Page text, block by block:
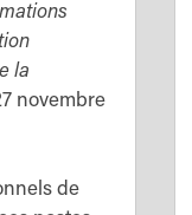
la
novembre
de